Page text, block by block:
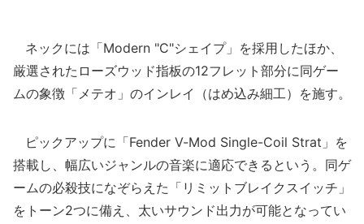
ネックには「Modern "C"シェイプ」を採用したほか、
厳選されたローズウッド指板の12フレット部分に同ゲー
ムの象徴「メテオ」のインレイ（はめ込み細工）を施す。
ピックアップに「Fender V-Mod Single-Coil Strat」を
搭載し、幅広いジャンルの音楽に適応できるという。同ゲ
ームの必殺技になぞらえた「リミットブレイクスイッチ」
をトーン2つに備え、太いサウンド出力が可能となってい